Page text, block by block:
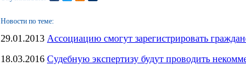
Новости по теме:
29.01.2013 Ассоциацию смогут зарегистрировать
18.03.2016 Судебную экспертизу будут проводить